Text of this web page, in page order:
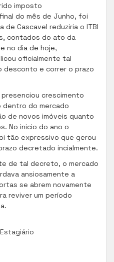
imposto
do mês de Junho, foi
Cascavel reduziria o ITBI
contados do ato da
no dia de hoje,
oficialmente tal
desconto e correr o prazo
crescimento
dentro do mercado
de novos imóveis quanto
No inicio do ano o
tão expressivo que gerou
decretado incialmente.
de tal decreto, o mercado
ansiosamente a
se abrem novamente
reviver um período